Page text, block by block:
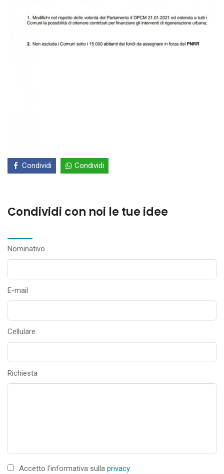
Condividi Condividi
Condividi con noi le tue idee
Nominativo
E-mail
Cellulare
Richiesta
Accetto l'informativa sulla privacy